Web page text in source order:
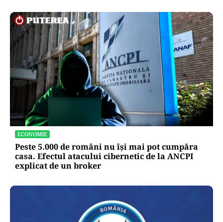
ECONOMIE
Peste 5.000 de români nu își mai pot cumpăra
casa. Efectul atacului cibernetic de la ANCPI
explicat de un broker